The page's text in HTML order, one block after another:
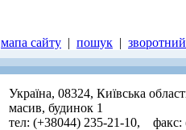
мапа сайту | пошук |
Україна, 08324, Київська
масив, будинок 1
тел: (+38044) 235-21-10, факс: